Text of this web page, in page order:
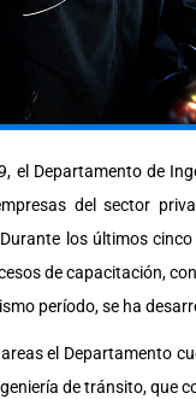
el Departamento de
del sector
los últimos
de capacitación,
período, se ha
el Departamento
de tránsito, que